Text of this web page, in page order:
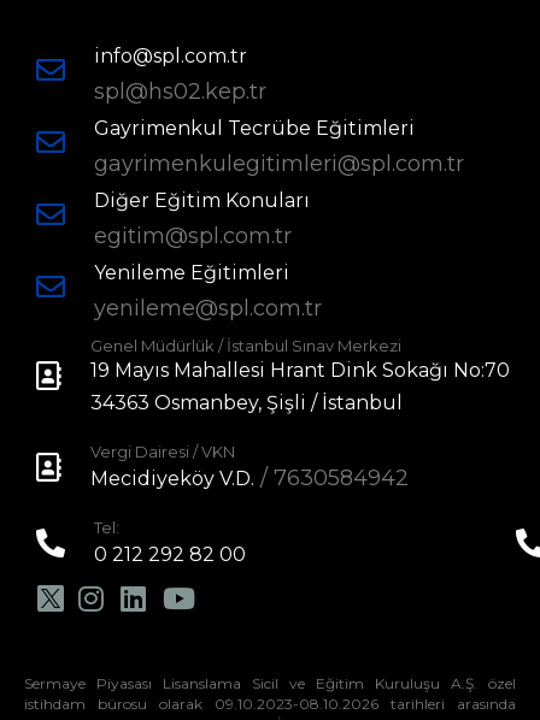
info@spl.com.tr
spl@hs02.kep.tr
Gayrimenkul Tecrübe Eğitimleri
gayrimenkulegitimleri@spl.com.tr
Diğer Eğitim Konuları
egitim@spl.com.tr
Yenileme Eğitimleri
yenileme@spl.com.tr
Genel Müdürlük / İstanbul Sınav Merkezi
19 Mayıs Mahallesi Hrant Dink Sokağı No:70
34363 Osmanbey, Şişli / İstanbul
Vergi Dairesi / VKN
Mecidiyeköy V.D. / 7630584942
Tel:
0 212 292 82 00
Sermaye Piyasası Lisanslama Sicil ve Eğitim Kuruluşu A.Ş. özel
istihdam bürosu olarak 09.10.2023-08.10.2026 tarihleri arasında